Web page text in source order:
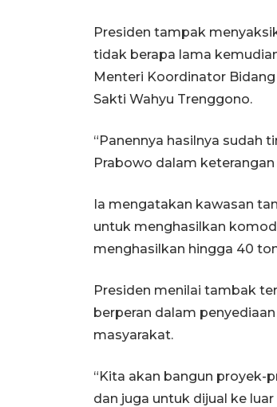
Presiden tampak
tidak berapa lama
Menteri Koordinator
Sakti Wahyu Trenggono.
“Panennya hasilnya sudah
Prabowo dalam
Ia mengatakan kawasan
untuk menghasilkan
menghasilkan hingga 40
Presiden menilai tambak
berperan dalam
masyarakat.
“Kita akan bangun
dan juga untuk dijual ke